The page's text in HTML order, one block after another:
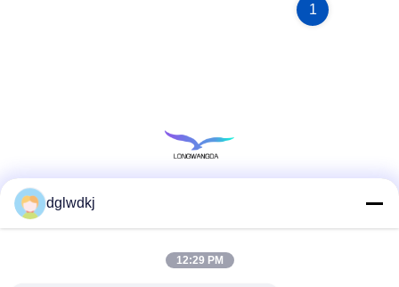
1
dglwdkj
12:29 PM